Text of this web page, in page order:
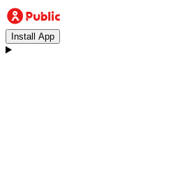
Install App